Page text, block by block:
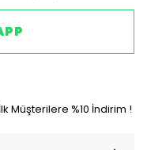
Müşterilere %10 İndirim !